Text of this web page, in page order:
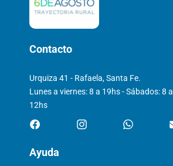
Contacto
Urquiza 41 - Rafaela, Santa Fe.
Lunes a viernes: 8 a 19hs - Sábados: 8 a
12hs
Ayuda